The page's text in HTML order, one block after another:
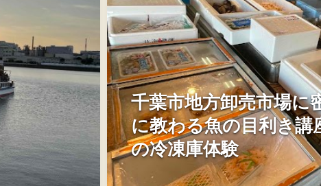
千葉市地方卸売市場に
に教わる魚の目利き講
の冷凍庫体験